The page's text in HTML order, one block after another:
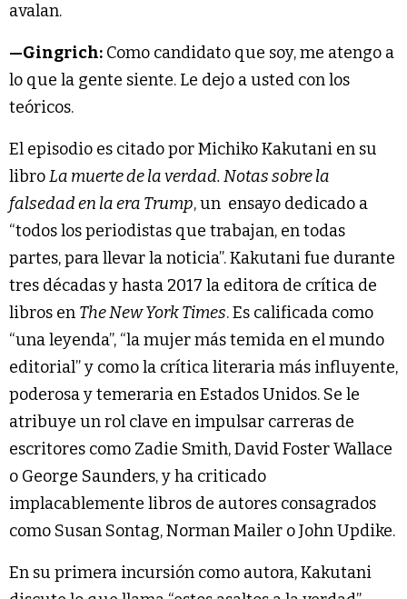
avalan.
—Gingrich: Como candidato que soy, me atengo a
lo que la gente siente. Le dejo a usted con los
teóricos.
El episodio es citado por Michiko Kakutani en su
libroLa muerte de la verdad. Notas sobre la
falsedad en la era Trump, un ensayo dedicado a
“todos los periodistas que trabajan, en todas
partes, para llevar la noticia”. Kakutani fue durante
tres décadas y hasta 2017 la editora de crítica de
libros en The New York Times. Es calificada como
“una leyenda”, “la mujer más temida en el mundo
editorial” y como la crítica literaria más influyente,
poderosa y temeraria en Estados Unidos. Se le
atribuye un rol clave en impulsar carreras de
escritores como Zadie Smith, David Foster Wallace
o George Saunders, y ha criticado
implacablemente libros de autores consagrados
como Susan Sontag, Norman Mailer o John Updike.
En su primera incursión como autora, Kakutani